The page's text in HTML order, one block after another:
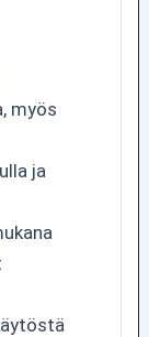
myös
ja